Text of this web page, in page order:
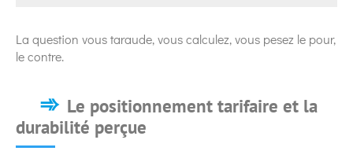
La question vous taraude, vous calculez, vous pesez le pour,
le contre.
Le positionnement tarifaire et la
durabilité perçue